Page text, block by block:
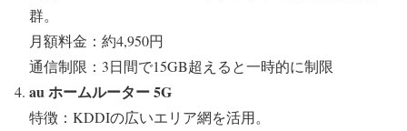
群。
月額料金：約4,950円
通信制限：3日間で15GB超えると一時的に制限
au ホームルーター 5G
特徴：KDDIの広いエリア網を活用。